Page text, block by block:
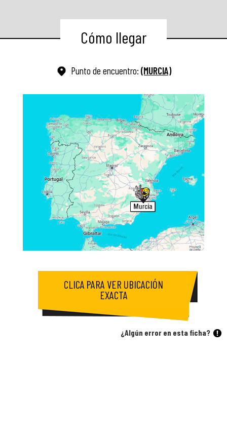
Cómo llegar
Punto de encuentro: (MURCIA)
CLICA PARA VER UBICACIÓN
EXACTA
¿Algún error en esta ficha?